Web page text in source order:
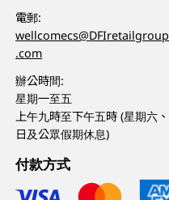
電郵:
wellcomecs@DFIretailgroup
.com
辦公時間:
星期一至五
上午九時至下午五時 (星期六、
日及公眾假期休息)
付款方式